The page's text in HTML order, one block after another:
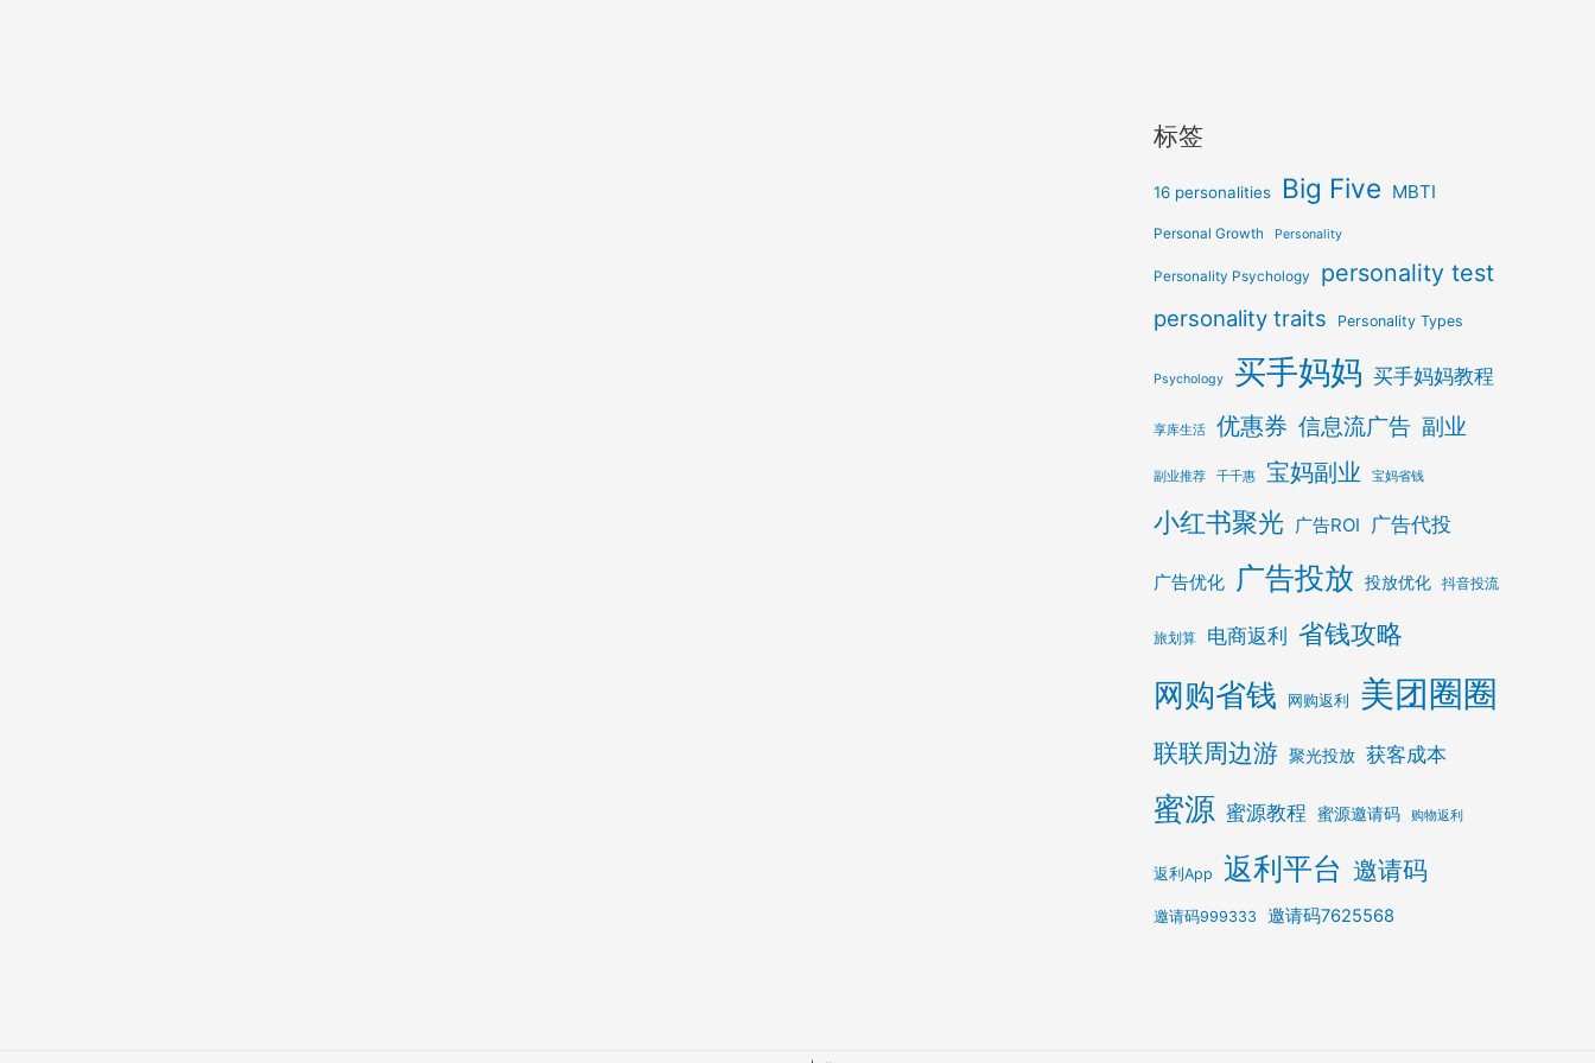
标签
16 personalities Big Five MBTI
Personal Growth Personality
Personality Psychology personality test
personality traits Personality Types
Psychology 买手妈妈 买手妈妈教程
享库生活 优惠券 信息流广告 副业
副业推荐 千千惠 宝妈副业 宝妈省钱
小红书聚光 广告ROI 广告代投
广告优化 广告投放 投放优化 抖音投流
旅划算 电商返利 省钱攻略
网购省钱 网购返利 美团圈圈
联联周边游 聚光投放 获客成本
蜜源 蜜源教程 蜜源邀请码 购物返利
返利App 返利平台 邀请码
邀请码999333 邀请码7625568